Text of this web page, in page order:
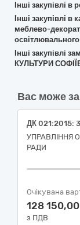
Інші закупівлі в
Інші закупівлі в
меблево-
Інші закупівлі
КУЛЬТУРИ
Вас може
УПРАВЛІННЯ
РАДИ
Очікувана
128
з ПДВ